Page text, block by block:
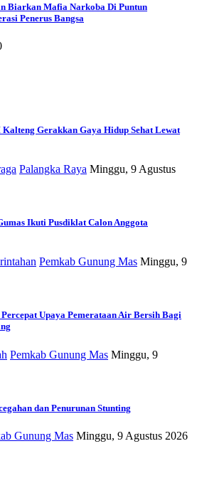
Biarkan Mafia Narkoba Di Puntun
Penerus Bangsa
Gerakkan Gaya Hidup Sehat Lewat
Palangka Raya Minggu, 9 Agustus
Ikuti Pusdiklat Calon Anggota
Pemkab Gunung Mas Minggu, 9
Upaya Pemerataan Air Bersih Bagi
Pemkab Gunung Mas Minggu, 9
dan Penurunan Stunting
Gunung Mas Minggu, 9 Agustus 2026